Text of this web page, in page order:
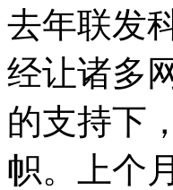
去年联发
经让诸多
的支持下
帜。上个